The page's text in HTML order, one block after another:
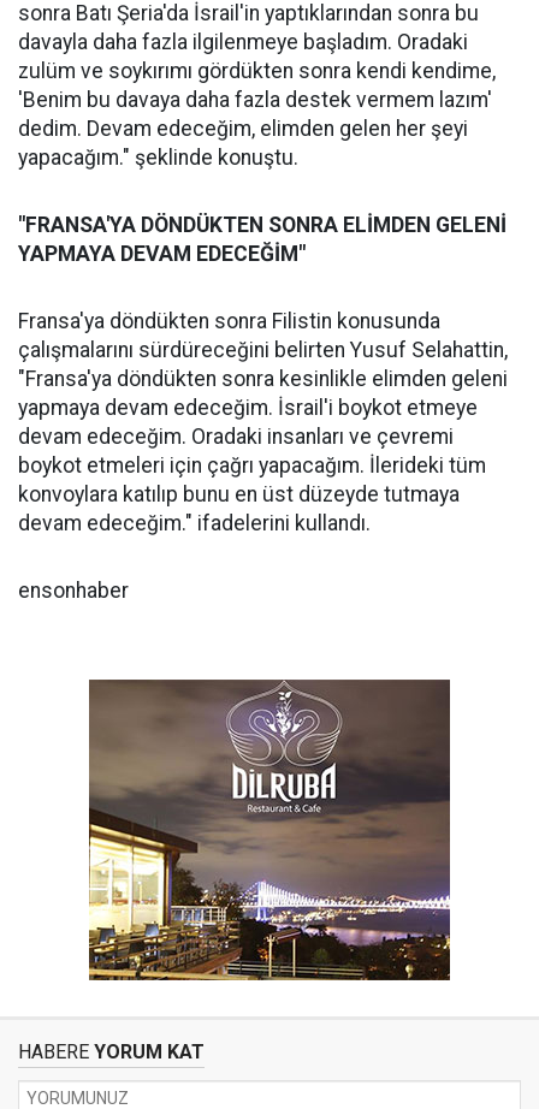
sonra Batı Şeria'da İsrail'in yaptıklarından sonra bu
davayla daha fazla ilgilenmeye başladım. Oradaki
zulüm ve soykırımı gördükten sonra kendi kendime,
'Benim bu davaya daha fazla destek vermem lazım'
dedim. Devam edeceğim, elimden gelen her şeyi
yapacağım." şeklinde konuştu.
"FRANSA'YA DÖNDÜKTEN SONRA ELİMDEN GELENİ
YAPMAYA DEVAM EDECEĞİM"
Fransa'ya döndükten sonra Filistin konusunda
çalışmalarını sürdüreceğini belirten Yusuf Selahattin,
"Fransa'ya döndükten sonra kesinlikle elimden geleni
yapmaya devam edeceğim. İsrail'i boykot etmeye
devam edeceğim. Oradaki insanları ve çevremi
boykot etmeleri için çağrı yapacağım. İlerideki tüm
konvoylara katılıp bunu en üst düzeyde tutmaya
devam edeceğim." ifadelerini kullandı.
ensonhaber
HABERE YORUM KAT